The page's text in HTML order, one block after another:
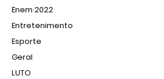
Enem 2022
Entretenimento
Esporte
Geral
LUTO